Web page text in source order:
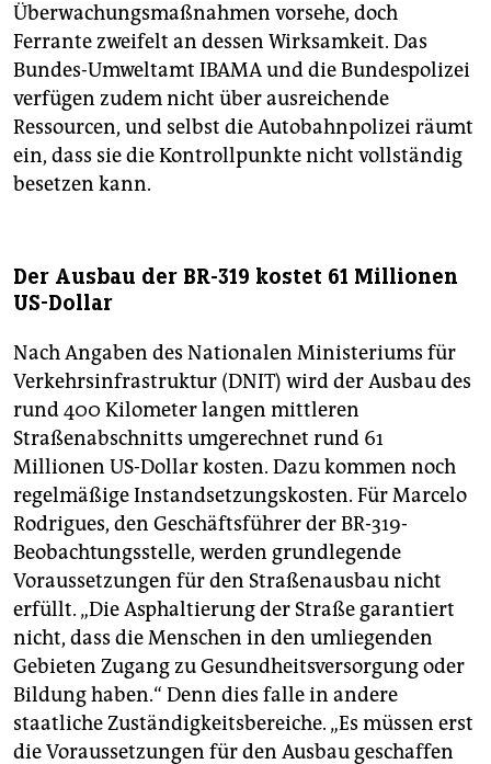
Überwachungsmaßnahmen vorsehe, doch
Ferrante zweifelt an dessen Wirksamkeit. Das
Bundes-Umweltamt IBAMA und die Bundespolizei
verfügen zudem nicht über ausreichende
Ressourcen, und selbst die Autobahnpolizei räumt
ein, dass sie die Kontrollpunkte nicht vollständig
besetzen kann.
Der Ausbau der BR-319 kostet 61 Millionen
US-Dollar
Nach Angaben des Nationalen Ministeriums für
Verkehrsinfrastruktur (DNIT) wird der Ausbau des
rund 400 Kilometer langen mittleren
Straßenabschnitts umgerechnet rund 61
Millionen US-Dollar kosten. Dazu kommen noch
regelmäßige Instandsetzungskosten. Für Marcelo
Rodrigues, den Geschäftsführer der BR-319-
Beobachtungsstelle, werden grundlegende
Voraussetzungen für den Straßenausbau nicht
erfüllt. „Die Asphaltierung der Straße garantiert
nicht, dass die Menschen in den umliegenden
Gebieten Zugang zu Gesundheitsversorgung oder
Bildung haben.“ Denn dies falle in andere
staatliche Zuständigkeitsbereiche. „Es müssen erst
die Voraussetzungen für den Ausbau geschaffen